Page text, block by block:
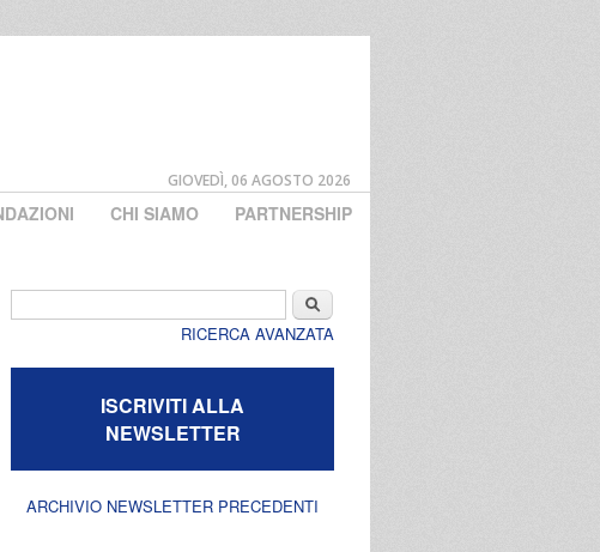
GIOVEDÌ, 06 AGOSTO 2026
CHI SIAMO PARTNERSHIP
Cerca
RICERCA AVANZATA
ISCRIVITI ALLA
NEWSLETTER
ARCHIVIO NEWSLETTER PRECEDENTI